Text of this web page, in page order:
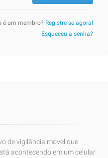
é um membro? Registre-se agora!
Esqueceu a senha?
de vigilância móvel que
acontecendo em um celular